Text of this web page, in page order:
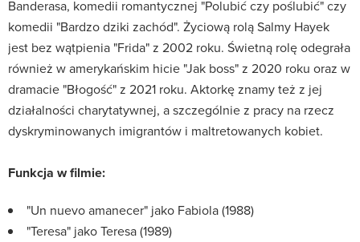
Banderasa, komedii romantycznej "Polubić czy poślubić" czy
komedii "Bardzo dziki zachód". Życiową rolą Salmy Hayek
jest bez wątpienia "Frida" z 2002 roku. Świetną rolę odegrała
również w amerykańskim hicie "Jak boss" z 2020 roku oraz w
dramacie "Błogość" z 2021 roku. Aktorkę znamy też z jej
działalności charytatywnej, a szczególnie z pracy na rzecz
dyskryminowanych imigrantów i maltretowanych kobiet.
Funkcja w filmie:
"Un nuevo amanecer" jako Fabiola (1988)
"Teresa" jako Teresa (1989)